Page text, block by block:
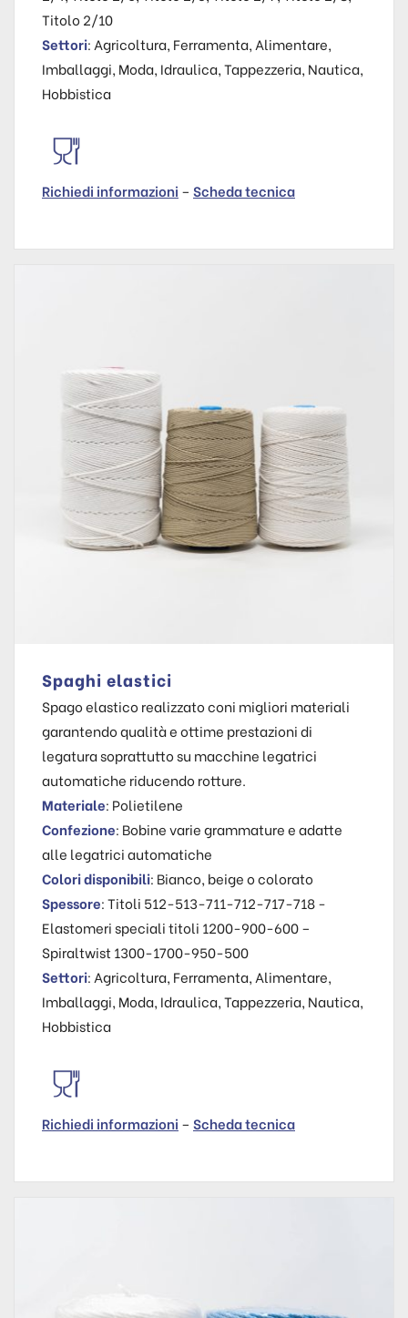
Titolo 2/10
Settori: Agricoltura, Ferramenta, Alimentare,
Imballaggi, Moda, Idraulica, Tappezzeria, Nautica,
Hobbistica
Richiedi informazioni – Scheda tecnica
Spaghi elastici
Spago elastico realizzato coni migliori materiali
garantendo qualità e ottime prestazioni di
legatura soprattutto su macchine legatrici
automatiche riducendo rotture.
Materiale: Polietilene
Confezione: Bobine varie grammature e adatte
alle legatrici automatiche
Colori disponibili: Bianco, beige o colorato
Spessore: Titoli 512-513-711-712-717-718 -
Elastomeri speciali titoli 1200-900-600 –
Spiraltwist 1300-1700-950-500
Settori: Agricoltura, Ferramenta, Alimentare,
Imballaggi, Moda, Idraulica, Tappezzeria, Nautica,
Hobbistica
Richiedi informazioni – Scheda tecnica